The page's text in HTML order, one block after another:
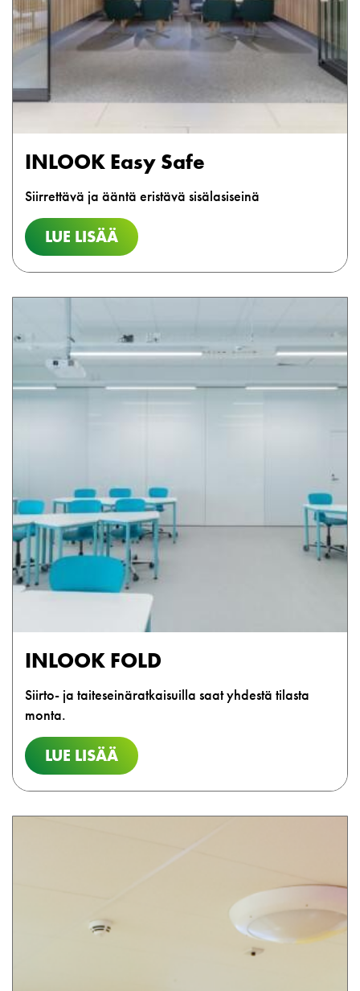
INLOOK Easy Safe
Siirrettävä ja ääntä eristävä sisälasiseinä
LUE LISÄÄ
INLOOK FOLD
Siirto- ja taiteseinäratkaisuilla saat yhdestä tilasta
monta.
LUE LISÄÄ